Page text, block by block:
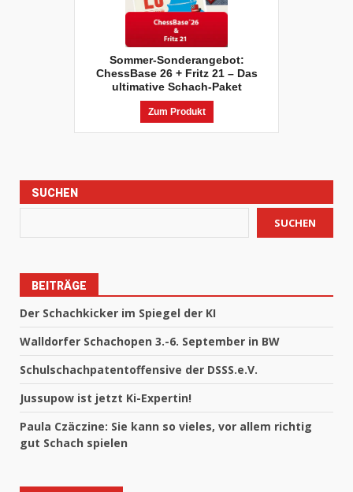
Sommer-Sonderangebot:
ChessBase 26 + Fritz 21 – Das
ultimative Schach-Paket
Zum Produkt
SUCHEN
SUCHEN
BEITRÄGE
Der Schachkicker im Spiegel der KI
Walldorfer Schachopen 3.-6. September in BW
Schulschachpatentoffensive der DSSS.e.V.
Jussupow ist jetzt Ki-Expertin!
Paula Czäczine: Sie kann so vieles, vor allem richtig
gut Schach spielen